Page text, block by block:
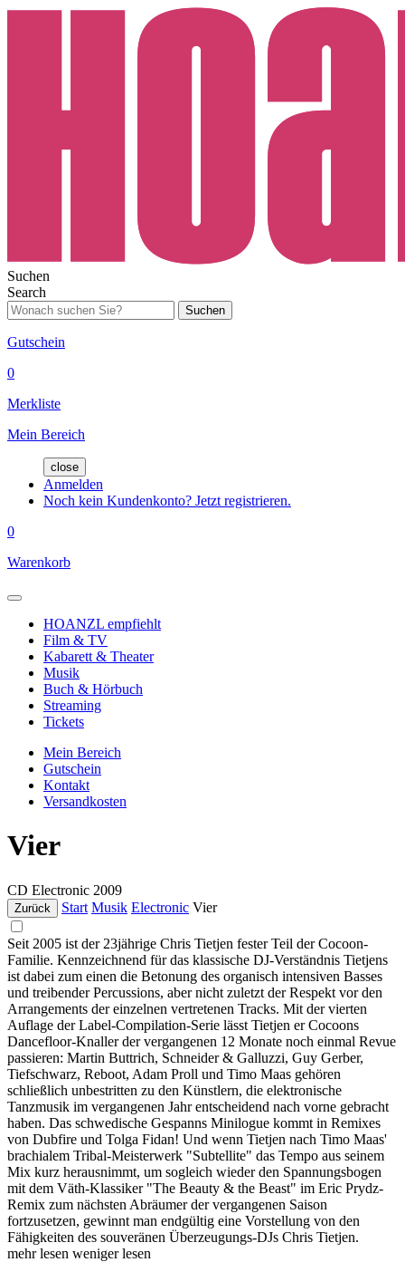
Suchen
Search
Suchen
Gutschein
0
Merkliste
Mein Bereich
close
Anmelden
Noch kein Kundenkonto? Jetzt registrieren.
0
Warenkorb
HOANZL empfiehlt
Film & TV
Kabarett & Theater
Musik
Buch & Hörbuch
Streaming
Tickets
Mein Bereich
Gutschein
Kontakt
Versandkosten
Vier
CD Electronic 2009
Zurück Start Musik Electronic Vier
Seit 2005 ist der 23jährige Chris Tietjen fester Teil der Cocoon-
Familie. Kennzeichnend für das klassische DJ-Verständnis Tietjens
ist dabei zum einen die Betonung des organisch intensiven Basses
und treibender Percussions, aber nicht zuletzt der Respekt vor den
Arrangements der einzelnen vertretenen Tracks. Mit der vierten
Auflage der Label-Compilation-Serie lässt Tietjen er Cocoons
Dancefloor-Knaller der vergangenen 12 Monate noch einmal Revue
passieren: Martin Buttrich, Schneider & Galluzzi, Guy Gerber,
Tiefschwarz, Reboot, Adam Proll und Timo Maas gehören
schließlich unbestritten zu den Künstlern, die elektronische
Tanzmusik im vergangenen Jahr entscheidend nach vorne gebracht
haben. Das schwedische Gespanns Minilogue kommt in Remixes
von Dubfire und Tolga Fidan! Und wenn Tietjen nach Timo Maas'
brachialem Tribal-Meisterwerk "Subtellite" das Tempo aus seinem
Mix kurz herausnimmt, um sogleich wieder den Spannungsbogen
mit dem Väth-Klassiker "The Beauty & the Beast" im Eric Prydz-
Remix zum nächsten Abräumer der vergangenen Saison
fortzusetzen, gewinnt man endgültig eine Vorstellung von den
Fähigkeiten des souveränen Überzeugungs-DJs Chris Tietjen.
mehr lesen weniger lesen